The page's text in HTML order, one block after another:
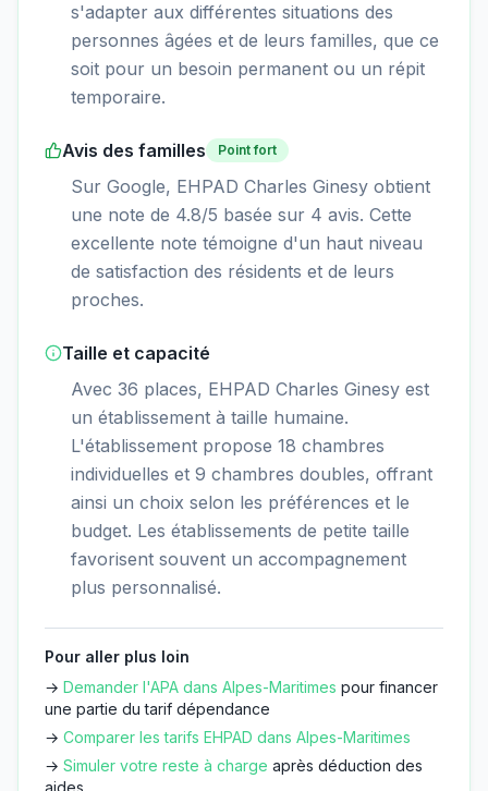
s'adapter aux différentes situations des
personnes âgées et de leurs familles, que ce
soit pour un besoin permanent ou un répit
temporaire.
Avis des familles Point fort
Sur Google, EHPAD Charles Ginesy obtient
une note de 4.8/5 basée sur 4 avis. Cette
excellente note témoigne d'un haut niveau
de satisfaction des résidents et de leurs
proches.
Taille et capacité
Avec 36 places, EHPAD Charles Ginesy est
un établissement à taille humaine.
L'établissement propose 18 chambres
individuelles et 9 chambres doubles, offrant
ainsi un choix selon les préférences et le
budget. Les établissements de petite taille
favorisent souvent un accompagnement
plus personnalisé.
Pour aller plus loin
→ Demander l'APA dans Alpes-Maritimes pour financer
une partie du tarif dépendance
→ Comparer les tarifs EHPAD dans Alpes-Maritimes
→ Simuler votre reste à charge après déduction des
aides